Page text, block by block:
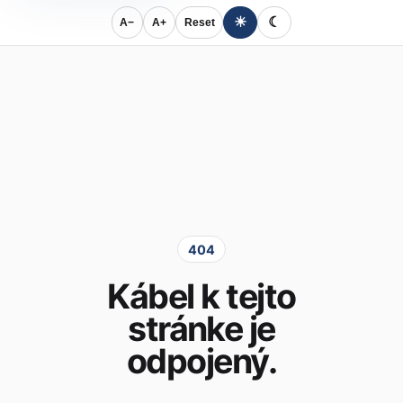
A− A+ Reset ☀ ☾
404
Kábel k tejto
stránke je
odpojený.